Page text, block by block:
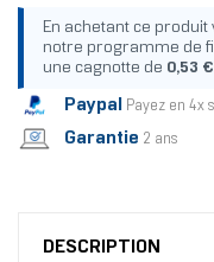
En achetant ce
notre programme de
une cagnotte de 0,53 €
Paypal Payez en 4x
Garantie 2 ans
DESCRIPTION